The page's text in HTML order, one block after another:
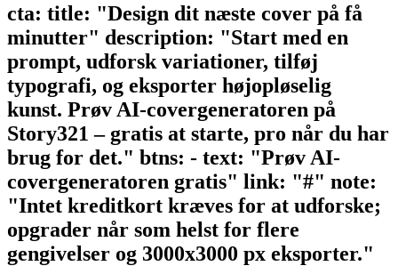
cta: title: "Design dit næste cover på få
minutter" description: "Start med en
prompt, udforsk variationer, tilføj
typografi, og eksporter højopløselig
kunst. Prøv AI-covergeneratoren på
Story321 – gratis at starte, pro når du har
brug for det." btns: - text: "Prøv AI-
covergeneratoren gratis" link: "#" note:
"Intet kreditkort kræves for at udforske;
opgrader når som helst for flere
gengivelser og 3000x3000 px eksporter."